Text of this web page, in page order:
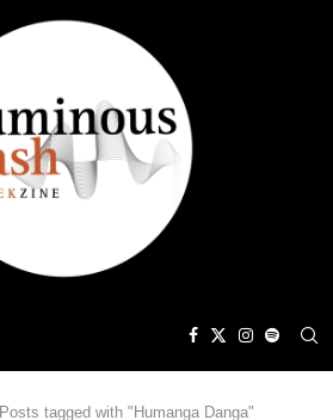
Posts tagged with "Humanga Danga"